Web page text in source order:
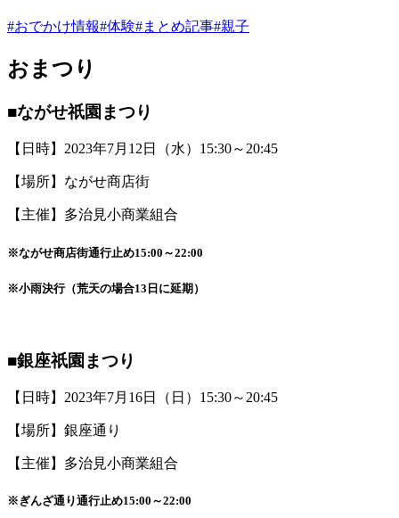
#おでかけ情報#体験#まとめ記事#親子
おまつり
■ながせ祇園まつり
【日時】2023年7月12日（水）15:30～20:45
【場所】ながせ商店街
【主催】多治見小商業組合
※ながせ商店街通行止め15:00～22:00
※小雨決行（荒天の場合13日に延期）
■銀座祇園まつり
【日時】2023年7月16日（日）15:30～20:45
【場所】銀座通り
【主催】多治見小商業組合
※ぎんざ通り通行止め15:00～22:00